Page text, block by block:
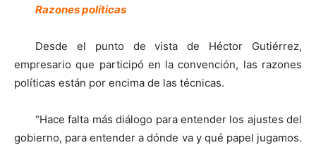
Razones políticas
Desde el punto de vista de Héctor Gutiérrez,
empresario que participó en la convención, las razones
políticas están por encima de las técnicas.
“Hace falta más diálogo para entender los ajustes del
gobierno, para entender a dónde va y qué papel jugamos.